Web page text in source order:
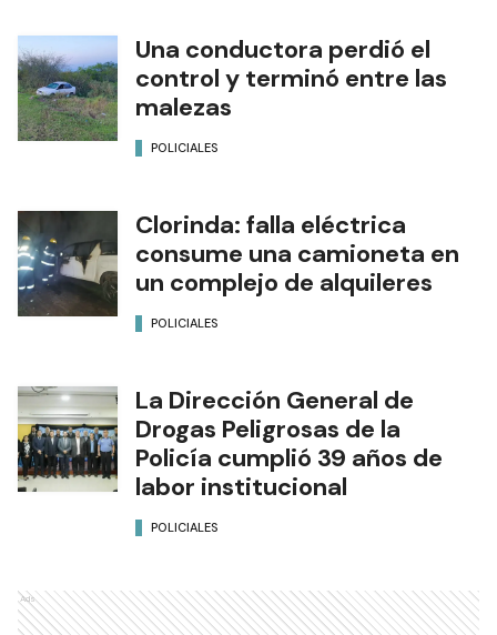
Una conductora perdió el
control y terminó entre las
malezas
POLICIALES
Clorinda: falla eléctrica
consume una camioneta en
un complejo de alquileres
POLICIALES
La Dirección General de
Drogas Peligrosas de la
Policía cumplió 39 años de
labor institucional
POLICIALES
Ads